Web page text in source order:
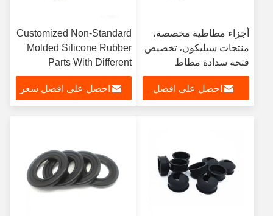
أجزاء مطاطية مخصصة،
منتجات سيليكون، تخصيص
فتحة سدادة مطاط
السيليكون
احصل على افضل
Customized Non-Standard
Molded Silicone Rubber
Parts With Different
Shapes Of Silicone
Rubber Components
احصل على افضل سعر